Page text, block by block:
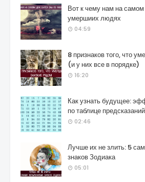
Вот к чему нам на
умершиих людях
04:59
8 признаков того, что
(и у них все в порядке)
16:20
Как узнать будущее:
по таблице предсказаний
02:46
Лучше их не злить: 5
знаков Зодиака
05:01